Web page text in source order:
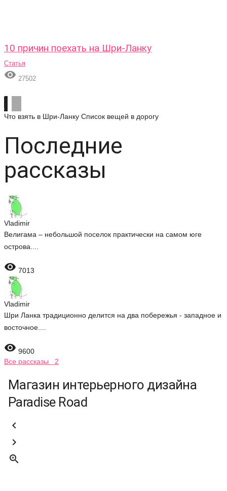
10 причин поехать на Шри-Ланку
Статья
 27502
Что взять в Шри-Ланку Список вещей в дорогу
Последние
рассказы
Vladimir
Велигама – небольшой поселок практически на самом юге
острова....
 7013
Vladimir
Шри Ланка традиционно делится на два побережья - западное и
восточное....
 9600
Все рассказы 2
Магазин интерьерного дизайна
Paradise Road


